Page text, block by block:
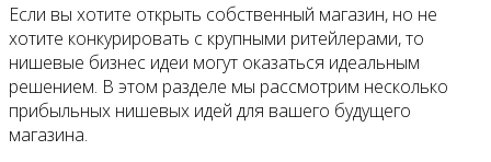
Если вы хотите открыть собственный магазин, но не
хотите конкурировать с крупными ритейлерами, то
нишевые бизнес идеи могут оказаться идеальным
решением. В этом разделе мы рассмотрим несколько
прибыльных нишевых идей для вашего будущего
магазина.